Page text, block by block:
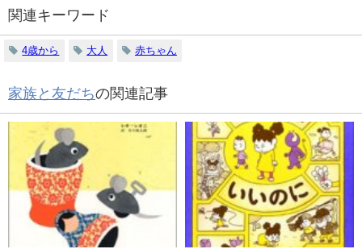
関連キーワード
4歳から 大人 赤ちゃん
家族と友だちの関連記事